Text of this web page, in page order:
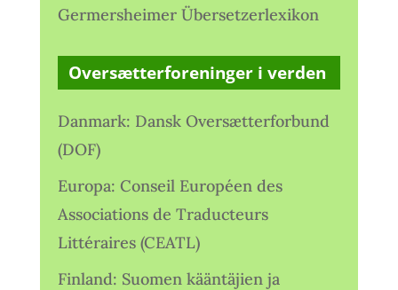
Germersheimer Übersetzerlexikon
Oversætterforeninger i verden
Danmark: Dansk Oversætterforbund
(DOF)
Europa: Conseil Européen des
Associations de Traducteurs
Littéraires (CEATL)
Finland: Suomen kääntäjien ja